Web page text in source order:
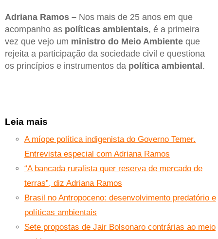
Adriana Ramos – Nos mais de 25 anos em que
acompanho as políticas ambientais, é a primeira
vez que vejo um ministro do Meio Ambiente que
rejeita a participação da sociedade civil e questiona
os princípios e instrumentos da política ambiental.
Leia mais
A míope política indigenista do Governo Temer.
Entrevista especial com Adriana Ramos
“A bancada ruralista quer reserva de mercado de
terras”, diz Adriana Ramos
Brasil no Antropoceno: desenvolvimento predatório e
políticas ambientais
Sete propostas de Jair Bolsonaro contrárias ao meio